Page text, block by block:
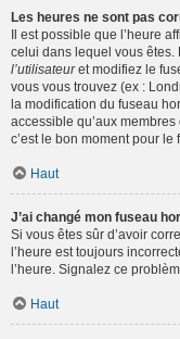
Les heures ne sont pas
Il est possible que l’heure
celui dans lequel vous êtes.
l’utilisateuret modifiez le
vous vous trouvez (ex :
la modification du fuseau
accessible qu’aux
c’est le bon moment pour le
Haut
J’ai changé mon fuseau
Si vous êtes sûr d’avoir
l’heure est toujours
l’heure. Signalez ce
Haut